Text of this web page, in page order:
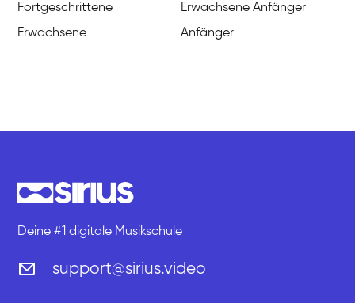
Fortgeschrittene
Erwachsene Anfänger
Erwachsene
Anfänger
Deine #1 digitale Musikschule
support@sirius.video